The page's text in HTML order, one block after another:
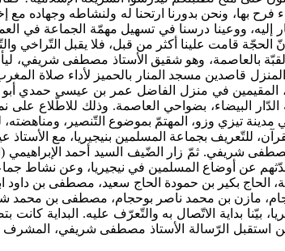
بها، ونحن بدورنا ارتحنا له ولنشاطه وجهاده مع
إليه، ووعينا درسنا في تسهيل مهمّة الجماعة في
الحجّة قامت علينا أكثر من قبل، فلا يقبل التّراخي
بالعاصمة، وهو شقيق الأستاذ مصطفى شريفي،
قاصدين مسجد المنار بالحميز لأداء صلاة
المقيمين في منزل الفاضل عمر بن عيسى حمدي
البيضاء، بضواحي العاصمة. وذلك للاطّلاع على
مدينة تيزي وزو، المهتمّ بموضوع التّنصير،
للتّعريف بجماعة المسلمين بنيجيريا، مع
مصطفى شريفي. ثمّ زار الضّيف السيد أحمد
عن أوضاع المسلمين في نيجيريا، وعن نشاط
الحاج بكير بن حمودة الحاج سعيد، مصطفى بن
مازن بن محمد ناصر بوحجام، مصطفى بن محمد
بيّنا بداية الاتّصال به والتّعرّف عليه. البداية
من استقبل الرّسالة الأستاذ مصطفى شريفي،